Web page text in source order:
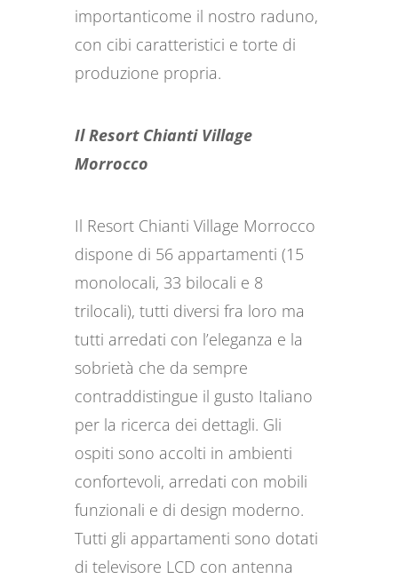
importanticome il nostro raduno,
con cibi caratteristici e torte di
produzione propria.
Il Resort Chianti Village
Morrocco
Il Resort Chianti Village Morrocco
dispone di 56 appartamenti (15
monolocali, 33 bilocali e 8
trilocali), tutti diversi fra loro ma
tutti arredati con l’eleganza e la
sobrietà che da sempre
contraddistingue il gusto Italiano
per la ricerca dei dettagli. Gli
ospiti sono accolti in ambienti
confortevoli, arredati con mobili
funzionali e di design moderno.
Tutti gli appartamenti sono dotati
di televisore LCD con antenna